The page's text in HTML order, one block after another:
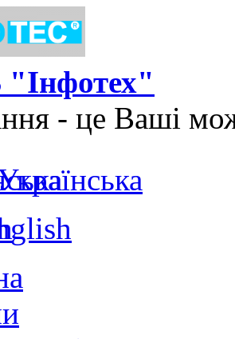
матеріалу
- це Ваші